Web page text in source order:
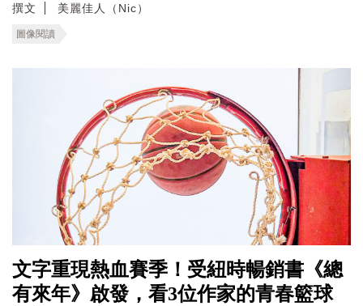
撰文 美麗佳人（Nic）
圖像閱讀
文字重現熱血賽季！受紐時暢銷書《總
有來年》啟發，看3位作家的青春籃球